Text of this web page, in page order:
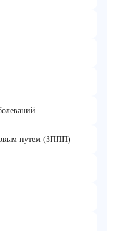
путем (ЗППП)